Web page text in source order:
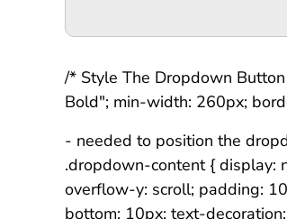
/* Style The Dropdown
Bold"; min-width: 260px;
- needed to position the
.dropdown-content { display:
overflow-y: scroll; padding:
bottom: 10px; text-